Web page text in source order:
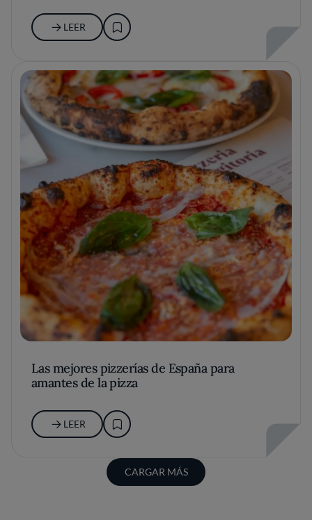
LEER
Las mejores pizzerías de España para
amantes de la pizza
LEER
CARGAR MÁS